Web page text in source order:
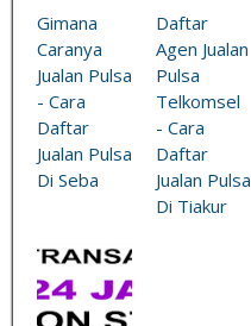
Gimana
Caranya
Jualan Pulsa
- Cara
Daftar
Jualan Pulsa
Di Seba
Daftar
Agen Jualan
Pulsa
Telkomsel
- Cara
Daftar
Jualan Pulsa
Di Tiakur